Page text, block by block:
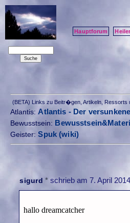
Hauptforum
(BETA) Links zu Beitr�gen, Artikeln,
Atlantis:Atlantis - Der
Bewusstsein:
Geister:Spuk (wiki)
sigurd *schrieb am7. April
hallo dreamcatcher